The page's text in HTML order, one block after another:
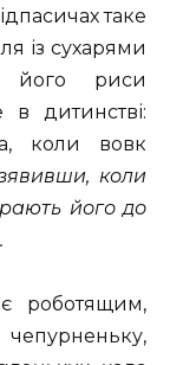
таке
із сухарями
його риси
дитинстві:
коли вовк
коли
його до
роботящим,